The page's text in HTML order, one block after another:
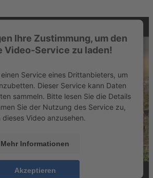
Ihre Zustimmung, um den
Video-Service zu laden!
Service eines Drittanbieters, um
Dieser Service kann Daten
sammeln. Bitte lesen Sie die Details
Sie der Nutzung des Service zu,
dieses Video anzusehen.
Mehr Informationen
Akzeptieren